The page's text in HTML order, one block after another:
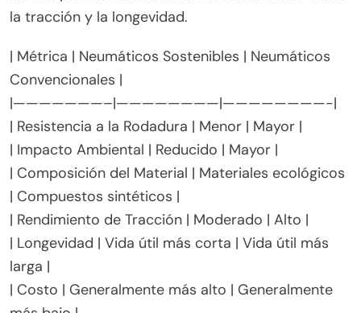
sostenibles a menudo se centran en una menor
reducido, mientras que los neumáticos
convencionales priorizan la durabilidad y el
rendimiento. Los neumáticos sostenibles suelen
utilizar materiales ecológicos, lo que puede llevar a
un compromiso en métricas de rendimiento como
la tracción y la longevidad.
| Métrica | Neumáticos Sostenibles | Neumáticos
Convencionales |
|———————–|————————|————————-|
| Resistencia a la Rodadura | Menor | Mayor |